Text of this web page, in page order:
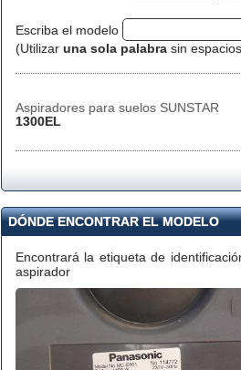
Escriba el modelo
(Utilizar una sola palabra sin
Aspiradores para suelos SUNSTAR
1300EL
DÓNDE ENCONTRAR EL MODELO
Encontrará la etiqueta de
aspirador